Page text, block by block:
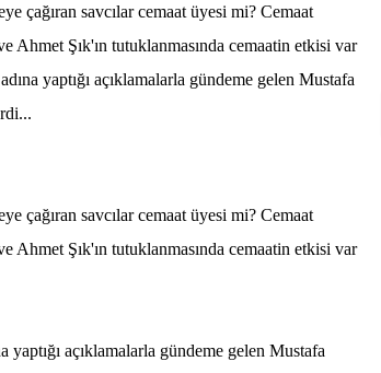
çağıran savcılar cemaat üyesi mi? Cemaat
Şık'ın tutuklanmasında cemaatin etkisi var
yaptığı açıklamalarla gündeme gelen Mustafa
çağıran savcılar cemaat üyesi mi? Cemaat
Şık'ın tutuklanmasında cemaatin etkisi var
açıklamalarla gündeme gelen Mustafa